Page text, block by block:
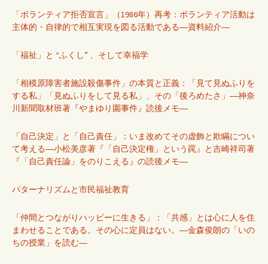
「ボランティア拒否宣言」（1986年）再考：ボランティア活動は
主体的・自律的で相互実現を図る活動である―資料紹介―
「福祉」と “ふくし” 、そして幸福学
「相模原障害者施設殺傷事件」の本質と正義：「見て見ぬふりを
する私」「見ぬふりをして見る私」、その「後ろめたさ」―神奈
川新聞取材班著『やまゆり園事件』読後メモ―
「自己決定」と「自己責任」：いま改めてその虚飾と欺瞞につい
て考える―小松美彦著『「自己決定権」という罠』と吉崎祥司著
『「自己責任論」をのりこえる』の読後メモ―
パターナリズムと市民福祉教育
「仲間とつながりハッピーに生きる」：「共感」とは心に人を住
まわせることである。その心に定員はない。―金森俊朗の「いの
ちの授業」を読む―